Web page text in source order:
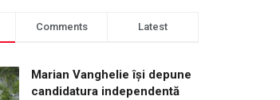
Comments Latest
Marian Vanghelie își depune
candidatura independentă